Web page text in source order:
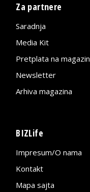
Za partnere
Saradnja
Media Kit
Pretplata na magazin
Newsletter
Arhiva magazina
BIZLife
Impresum/O nama
Kontakt
Mapa sajta